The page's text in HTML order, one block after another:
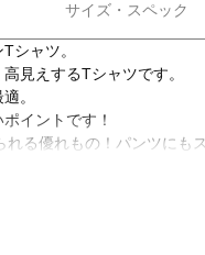
サイズ・スペック
シャツ。
見えするTシャツです。
。
イントです！
る優れもの！パンツにも